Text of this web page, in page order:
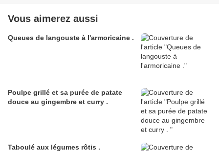
Vous aimerez aussi
Queues de langouste à l'armoricaine .
Poulpe grillé et sa purée de patate
douce au gingembre et curry .
Taboulé aux légumes rôtis .